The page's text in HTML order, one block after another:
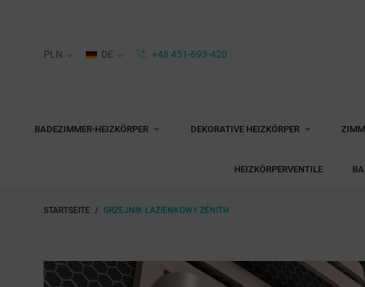
PLN DE +48 451-693-420
BADEZIMMER-HEIZKÖRPER DEKORATIVE HEIZKÖRPER
HEIZKÖRPERVENTILE
STARTSEITE GRZEJNIK ŁAZIENKOWY ZÉNITH